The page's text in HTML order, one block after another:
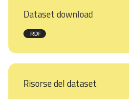
Dataset download
RDF
Risorse del dataset